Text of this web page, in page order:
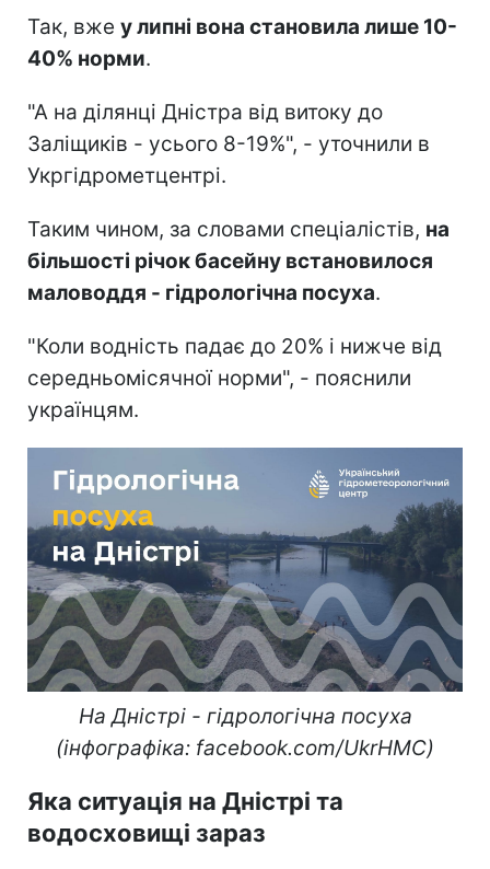
Так, вже у липні вона становила лише 10-
40% норми.
"А на ділянці Дністра від витоку до
Заліщиків - усього 8-19%", - уточнили в
Укргідрометцентрі.
Таким чином, за словами спеціалістів, на
більшості річок басейну встановилося
маловоддя - гідрологічна посуха.
"Коли водність падає до 20% і нижче від
середньомісячної норми", - пояснили
українцям.
На Дністрі - гідрологічна посуха
(інфографіка: facebook.com/UkrHMC)
Яка ситуація на Дністрі та
водосховищі зараз